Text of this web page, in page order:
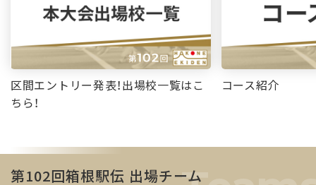
区間エントリー発表！出場校一覧はこ
ちら！
コース紹介
第102回箱根駅伝 出場チーム